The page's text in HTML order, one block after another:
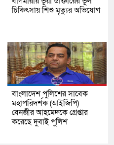
চিকিৎসায় শিশু মৃত্যুর অভিযোগ
বাংলাদেশ পুলিশের সাবেক
মহাপরিদর্শক (আইজিপি)
বেনজীর আহমেদকে গ্রেপ্তার
করেছে দুবাই পুলিশ